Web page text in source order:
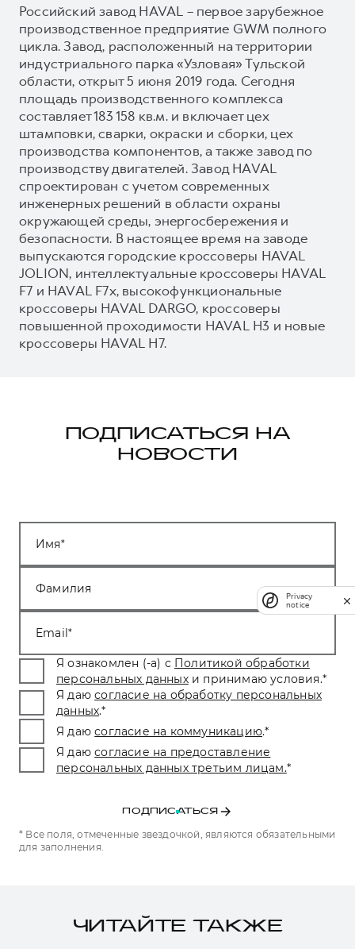
Российский завод HAVAL – первое зарубежное
производственное предприятие GWM полного
цикла. Завод, расположенный на территории
индустриального парка «Узловая» Тульской
области, открыт 5 июня 2019 года. Сегодня
площадь производственного комплекса
составляет 183 158 кв.м. и включает цех
штамповки, сварки, окраски и сборки, цех
производства компонентов, а также завод по
производству двигателей. Завод HAVAL
спроектирован с учетом современных
инженерных решений в области охраны
окружающей среды, энергосбережения и
безопасности. В настоящее время на заводе
выпускаются городские кроссоверы HAVAL
JOLION, интеллектуальные кроссоверы HAVAL
F7 и HAVAL F7x, высокофункциональные
кроссоверы HAVAL DARGO, кроссоверы
повышенной проходимости HAVAL H3 и новые
кроссоверы HAVAL H7.
ПОДПИСАТЬСЯ НА
НОВОСТИ
Имя
Фамилия
Email
Я ознакомлен (-а) с Политикой обработки
персональных данных и принимаю условия.*
Я даю согласие на обработку персональных
данных.*
Я даю согласие на коммуникацию.*
Я даю согласие на предоставление
персональных данных третьим лицам.*
ПОДПИСАТЬСЯ
* Все поля, отмеченные звездочкой, являются обязательными
для заполнения.
ЧИТАЙТЕ ТАКЖЕ
Privacy
notice